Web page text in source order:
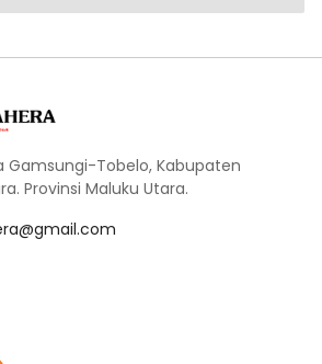
Gamsungi-Tobelo, Kabupaten
Provinsi Maluku Utara.